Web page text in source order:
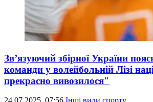
Зв’язуючий збірної України
команди у волейбольній Лізі
прекрасно вивозилося"